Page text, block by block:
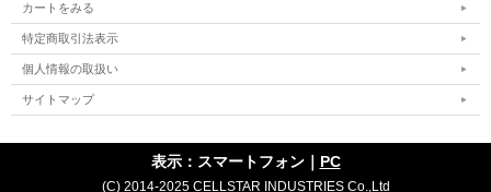
カートをみる
特定商取引法表示
個人情報の取扱い
サイトマップ
表示：スマートフォン｜ PC
(C) 2014-2025 CELLSTAR INDUSTRIES Co.,Ltd